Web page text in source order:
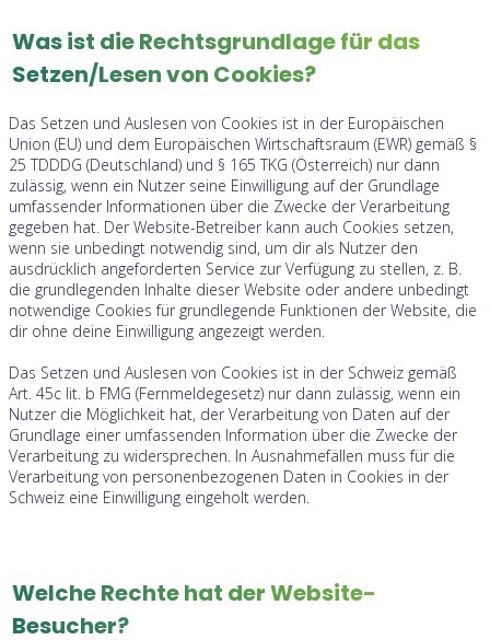
Was ist die Rechtsgrundlage für das
Setzen/Lesen von Cookies?
Das Setzen und Auslesen von Cookies ist in der Europäischen
Union (EU) und dem Europäischen Wirtschaftsraum (EWR) gemäß §
25 TDDDG (Deutschland) und § 165 TKG (Österreich) nur dann
zulässig, wenn ein Nutzer seine Einwilligung auf der Grundlage
umfassender Informationen über die Zwecke der Verarbeitung
gegeben hat. Der Website-Betreiber kann auch Cookies setzen,
wenn sie unbedingt notwendig sind, um dir als Nutzer den
ausdrücklich angeforderten Service zur Verfügung zu stellen, z. B.
die grundlegenden Inhalte dieser Website oder andere unbedingt
notwendige Cookies für grundlegende Funktionen der Website, die
dir ohne deine Einwilligung angezeigt werden.
Das Setzen und Auslesen von Cookies ist in der Schweiz gemäß
Art. 45c lit. b FMG (Fernmeldegesetz) nur dann zulässig, wenn ein
Nutzer die Möglichkeit hat, der Verarbeitung von Daten auf der
Grundlage einer umfassenden Information über die Zwecke der
Verarbeitung zu widersprechen. In Ausnahmefällen muss für die
Verarbeitung von personenbezogenen Daten in Cookies in der
Schweiz eine Einwilligung eingeholt werden.
Welche Rechte hat der Website-
Besucher?